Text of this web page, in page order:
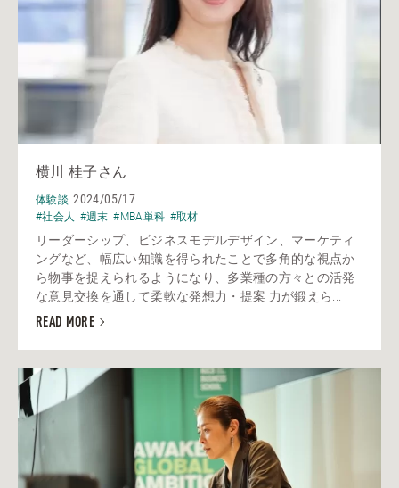
横川 桂子さん
体験談 2024/05/17
#社会人 #週末 #MBA単科 #取材
リーダーシップ、ビジネスモデルデザイン、マーケティ
ングなど、幅広い知識を得られたことで多角的な視点か
ら物事を捉えられるようになり、多業種の方々との活発
な意見交換を通して柔軟な発想力・提案 力が鍛えら...
READ MORE